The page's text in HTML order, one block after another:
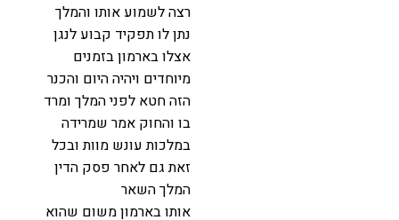
רצה לשמוע אותו והמלך
נתן לו תפקיד קבוע לנגן
אצלו בארמון בזמנים
מיוחדים ויהיה היום והכנר
הזה חטא לפני המלך ומרד
בו והחוק אמר שמרידה
במלכות עונש מוות ובכל
זאת גם לאחר פסק הדין
המלך השאר
אותו בארמון משום שהוא